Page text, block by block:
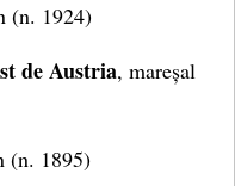
(n. 1924)
de Austria, mareșal
(n. 1895)